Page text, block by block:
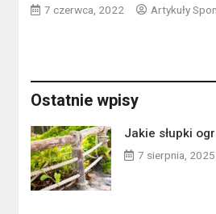
7 czerwca, 2022 Artykuły
Ostatnie wpisy
Jakie słupki
7 sierpnia, 2025